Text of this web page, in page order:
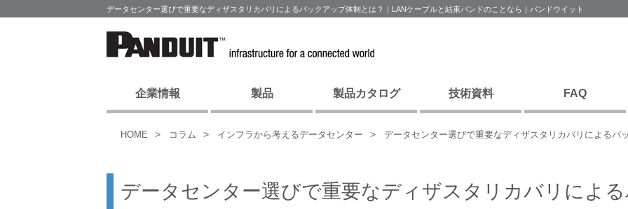
データセンター選びで重要なディザスタリカバリによるバックアップ体制とは？｜LANケーブルと結束バンドのことなら｜パンドウイット
企業情報 製品 製品カタログ 技術資料 FAQ
HOME コラム インフラから考えるデータセンター データセンター選びで重要なディザスタリカバリによるバ
データセンター選びで重要なディザスタリカバリによ